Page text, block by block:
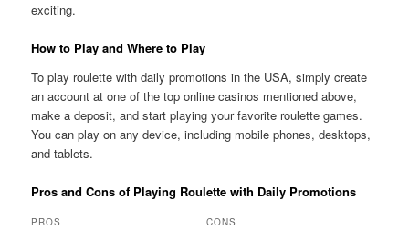
exciting.
How to Play and Where to Play
To play roulette with daily promotions in the USA, simply create
an account at one of the top online casinos mentioned above,
make a deposit, and start playing your favorite roulette games.
You can play on any device, including mobile phones, desktops,
and tablets.
Pros and Cons of Playing Roulette with Daily Promotions
PROS CONS